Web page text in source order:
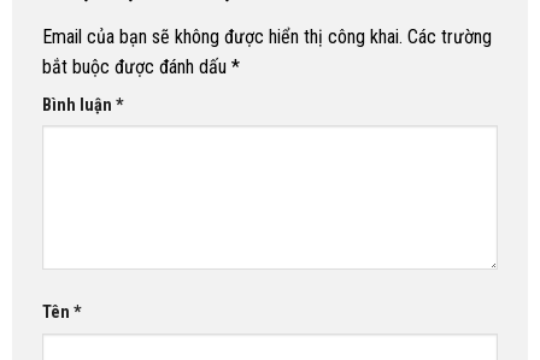
Email của bạn sẽ không được hiển thị công khai. Các trường
bắt buộc được đánh dấu *
Bình luận *
Tên *